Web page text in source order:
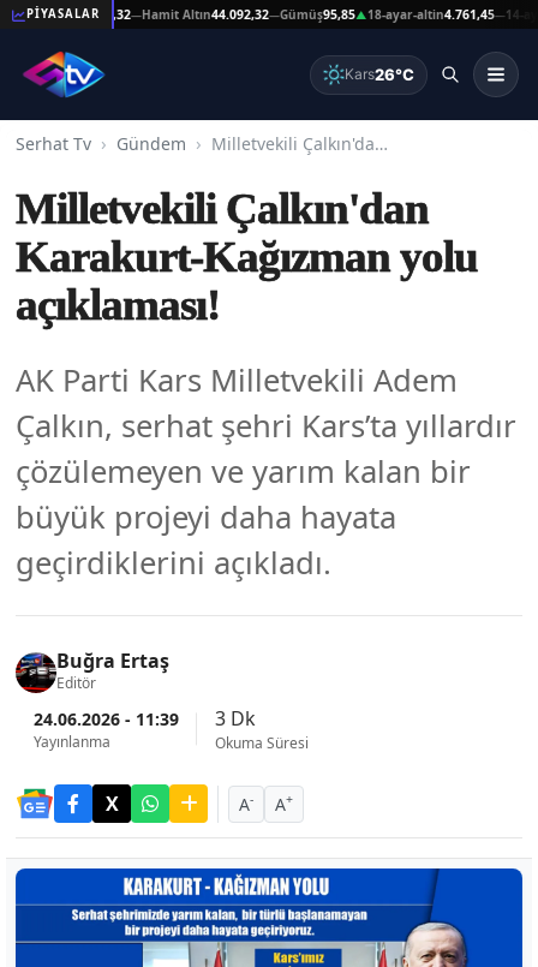
PİYASALAR
Altın44.092,32 Hamit Altın 44.092,32—Gümüş95,85▲18-ayar-altin4.761,45—14-ayar-
Kars26°C
Serhat Tv Gündem Milletvekili Çalkın'dan Karakurt-Kağızman yolu açıklaması!
Milletvekili Çalkın'dan
Karakurt-Kağızman yolu
açıklaması!
AK Parti Kars Milletvekili Adem
Çalkın, serhat şehri Kars’ta yıllardır
çözülemeyen ve yarım kalan bir
büyük projeyi daha hayata
geçirdiklerini açıkladı.
Buğra Ertaş
Editör
24.06.2026 - 11:39
Yayınlanma
3 Dk
Okuma Süresi
A- A+